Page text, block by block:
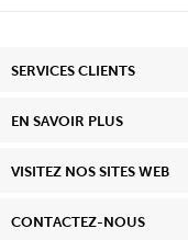
SERVICES CLIENTS
EN SAVOIR PLUS
VISITEZ NOS SITES WEB
CONTACTEZ-NOUS